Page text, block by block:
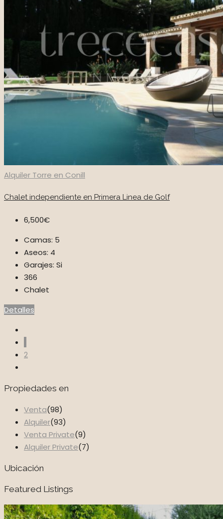
Alquiler Torre en Conill
Chalet independiente en Primera Linea de Golf
6,500€
Camas: 5
Aseos: 4
Garajes: Si
366
Chalet
Detalles
2
Propiedades en
Venta(98)
Alquiler(93)
Venta Private(9)
Alquiler Private(7)
Ubicación
Featured Listings